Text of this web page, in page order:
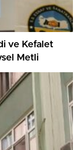
ve Kefalet
Metli